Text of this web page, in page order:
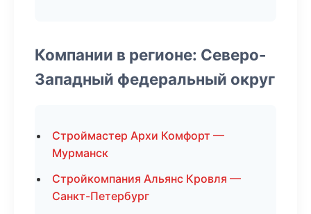
Компании в регионе: Северо-
Западный федеральный округ
Строймастер Архи Комфорт —
Мурманск
Стройкомпания Альянс Кровля —
Санкт-Петербург